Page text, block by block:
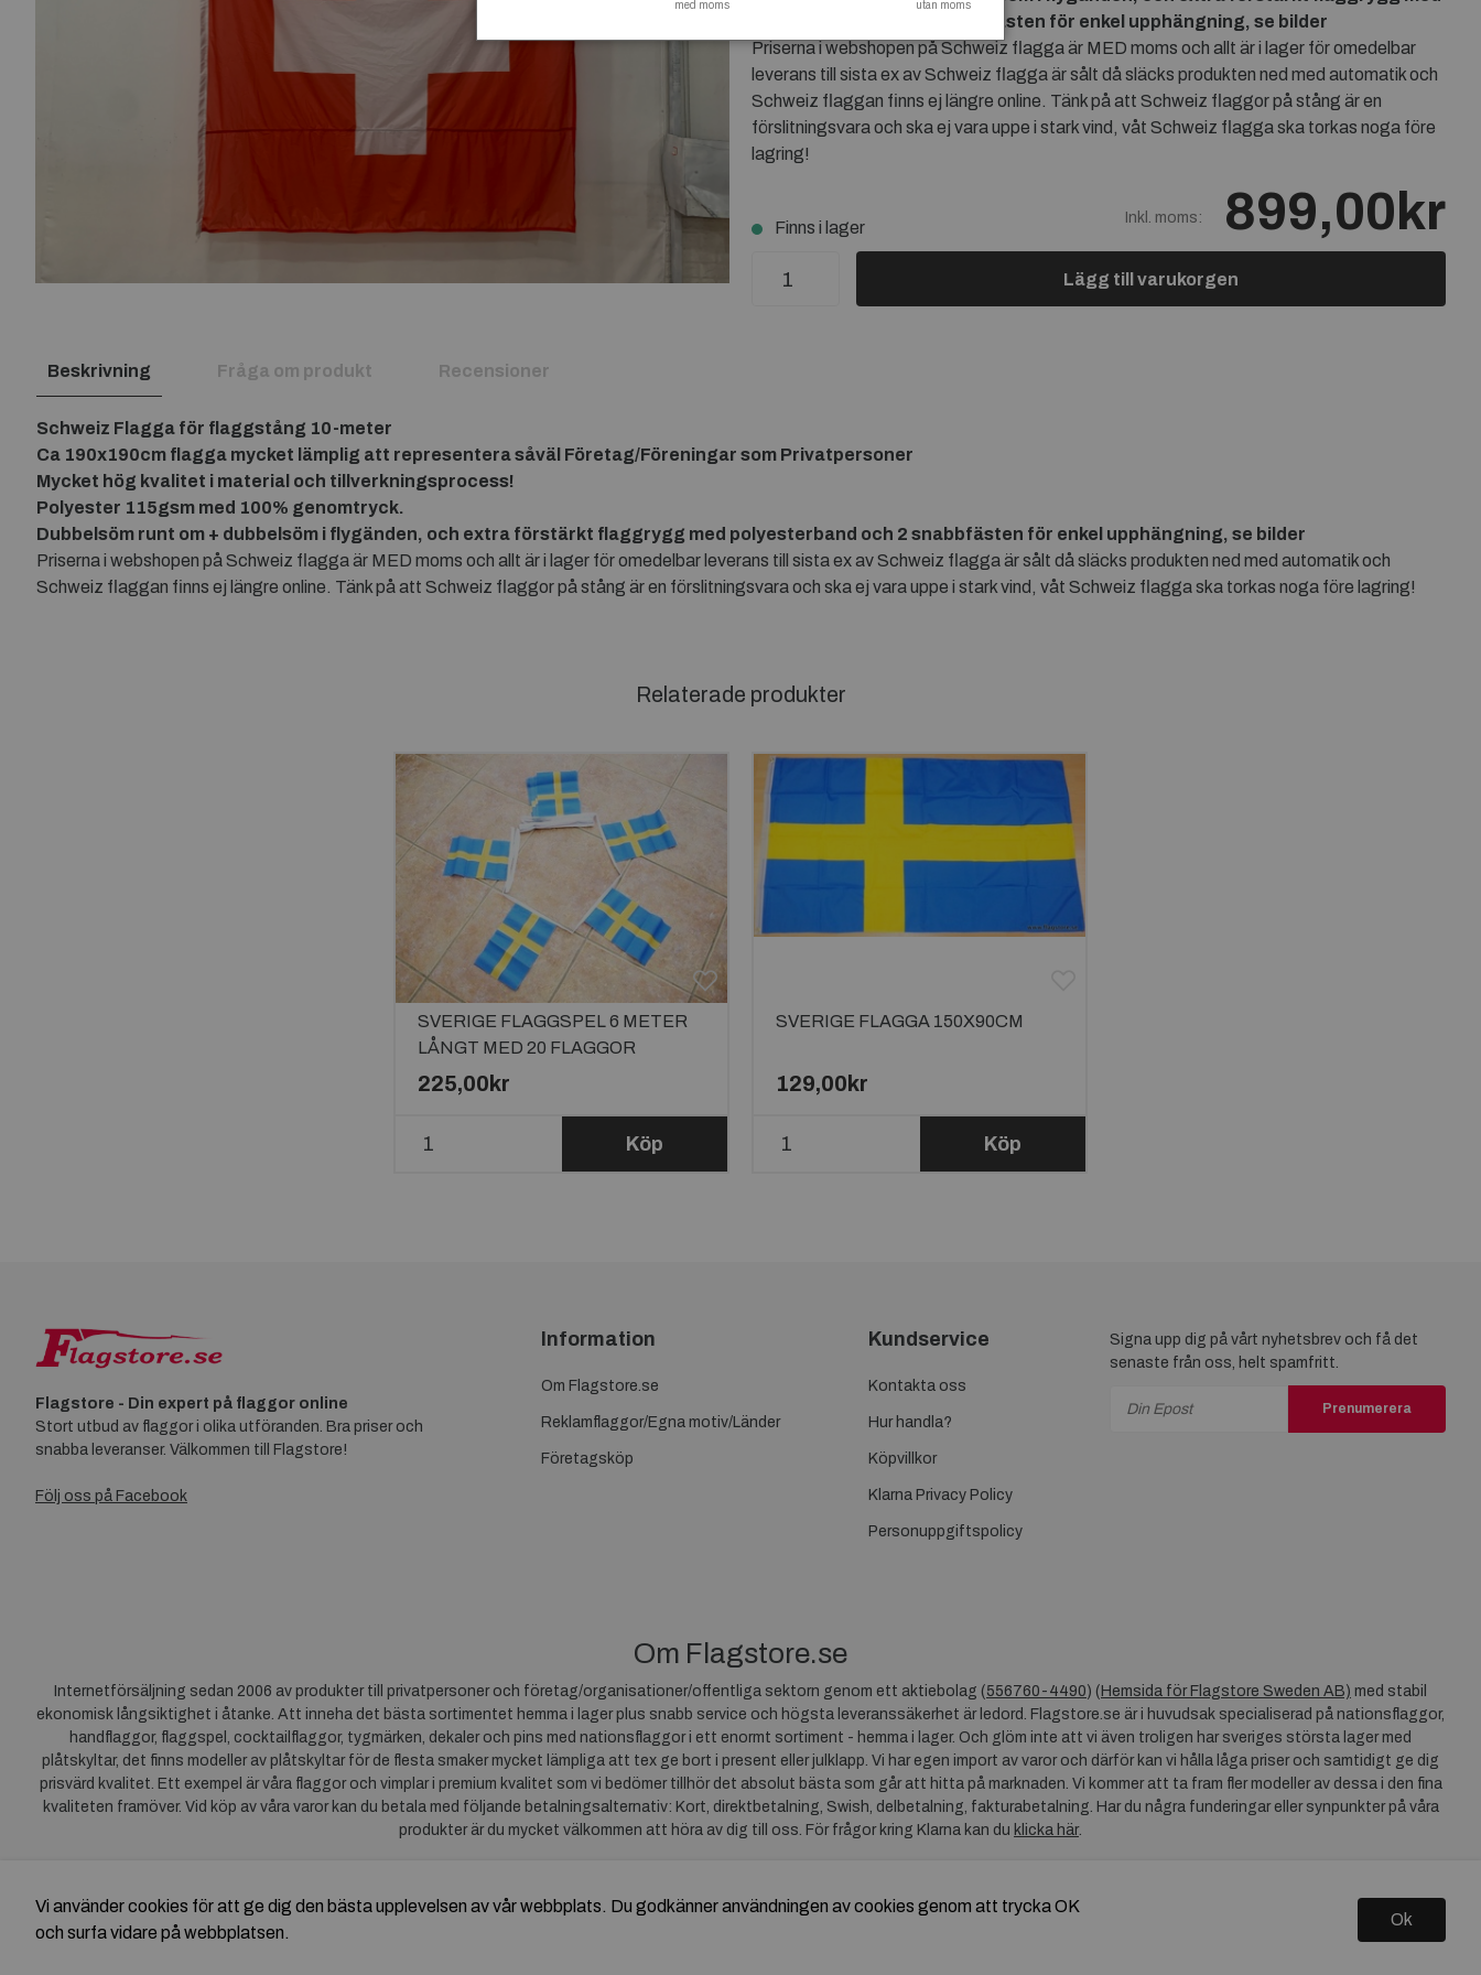
polyesterband och 2 snabbfästen för enkel upphängning, se bilder
Priserna i webshopen på Schweiz flagga är MED moms och allt är i lager för omedelbar
leverans till sista ex av Schweiz flagga är sålt då släcks produkten ned med automatik och
Schweiz flaggan finns ej längre online. Tänk på att Schweiz flaggor på stång är en
förslitningsvara och ska ej vara uppe i stark vind, våt Schweiz flagga ska torkas noga före
lagring!
Finns i lager
Inkl. moms: 899,00kr
Lägg till varukorgen
Beskrivning Fråga om produkt Recensioner
Schweiz Flagga för flaggstång 10-meter
Ca 190x190cm flagga mycket lämplig att representera såväl Företag/Föreningar som Privatpersoner
Mycket hög kvalitet i material och tillverkningsprocess!
Polyester 115gsm med 100% genomtryck.
Dubbelsöm runt om + dubbelsöm i flygänden, och extra förstärkt flaggrygg med polyesterband och 2 snabbfästen för enkel upphängning, se bilder
Priserna i webshopen på Schweiz flagga är MED moms och allt är i lager för omedelbar leverans till sista ex av Schweiz flagga är sålt då släcks produkten ned med automatik och
Schweiz flaggan finns ej längre online. Tänk på att Schweiz flaggor på stång är en förslitningsvara och ska ej vara uppe i stark vind, våt Schweiz flagga ska torkas noga före lagring!
Relaterade produkter
SVERIGE FLAGGSPEL 6 METER
LÅNGT MED 20 FLAGGOR
225,00kr
Köp
SVERIGE FLAGGA 150X90CM
129,00kr
Köp
Flagstore - Din expert på flaggor online
Stort utbud av flaggor i olika utföranden. Bra priser och
snabba leveranser. Välkommen till Flagstore!
Följ oss på Facebook
Information
Om Flagstore.se
Reklamflaggor/Egna motiv/Länder
Företagsköp
Kundservice
Kontakta oss
Hur handla?
Köpvillkor
Klarna Privacy Policy
Personuppgiftspolicy
Signa upp dig på vårt nyhetsbrev och få det
senaste från oss, helt spamfritt.
Prenumerera
Om Flagstore.se
Internetförsäljning sedan 2006 av produkter till privatpersoner och företag/organisationer/offentliga sektorn genom ett aktiebolag (556760-4490) ( Hemsida för Flagstore Sweden AB) med stabil
ekonomisk långsiktighet i åtanke. Att inneha det bästa sortimentet hemma i lager plus snabb service och högsta leveranssäkerhet är ledord. Flagstore.se är i huvudsak specialiserad på nationsflaggor,
handflaggor, flaggspel, cocktailflaggor, tygmärken, dekaler och pins med nationsflaggor i ett enormt sortiment - hemma i lager. Och glöm inte att vi även troligen har sveriges största lager med
plåtskyltar, det finns modeller av plåtskyltar för de flesta smaker mycket lämpliga att tex ge bort i present eller julklapp. Vi har egen import av varor och därför kan vi hålla låga priser och samtidigt ge dig
prisvärd kvalitet. Ett exempel är våra flaggor och vimplar i premium kvalitet som vi bedömer tillhör det absolut bästa som går att hitta på marknaden. Vi kommer att ta fram fler modeller av dessa i den fina
kvaliteten framöver. Vid köp av våra varor kan du betala med följande betalningsalternativ: Kort, direktbetalning, Swish, delbetalning, fakturabetalning. Har du några funderingar eller synpunkter på våra
produkter är du mycket välkommen att höra av dig till oss. För frågor kring Klarna kan du klicka här.
Copyright © 2026 Flagstore.se Skapad med Vendre
Vi använder cookies för att ge dig den bästa upplevelsen av vår webbplats. Du godkänner användningen av cookies genom att trycka OK
och surfa vidare på webbplatsen.
Ok
med moms utan moms